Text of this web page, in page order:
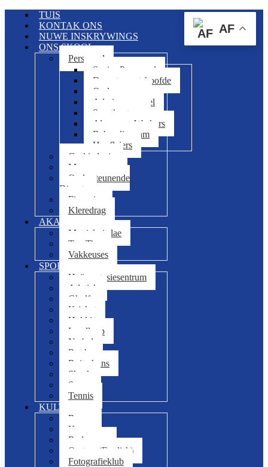
TUIS
KONTAK ONS
NUWE INSKRYWINGS
ONS SKOOL
Personeel
Senior Personeel
Departementshoofde
Onderwysers
Adminpersoneel
Sportkantoor
Algemene Werkers
Beheerliggaam
Hoofleiers
Geskiedenis
Meer oor ons
Ondersteunende
Dienste
Finansies
Kleredrag
AKADEMIE
Matriekuitslae
Top Tien
Vakkeuses
SPORT
Hoëprestasiesentrum
Atletiek
Gholf
Krieket
Hokkie
Landloop
Netbal
Rugby
Ruiterkuns
Skaak
Swem
Tennis
KULTUUR
Revue
Koor
Redenaars
Orators (English)
Fotografieklub
AF